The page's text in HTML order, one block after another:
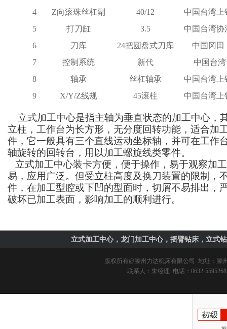
4
Z向滚珠丝杠副 40/1 2
中国台湾上
5
打刀缸 3.5
中国台湾协
6
刀库 24把圆盘式刀库
中国冈田
7
控制系统 新代
中国台湾
8
轴承 丝杠轴承
中国台湾上
9
X/Y/Z线规 45滚柱 中国台湾上
立式加工中心是指主轴为垂直状态的加工中心，
立柱，工作台为长方形，无分度回转功能，适合加
件，它一般具有三个直线运动坐标轴，并可在工作
轴旋转的回转台，用以加工螺旋线类零件。
立式加工中心装卡方便，便于操作，易于观察加
易，应用广泛。但受立柱高度及换刀装置的限制，
件，在加工型腔或下凹的型面时，切屑不易排出，
破坏已加工表面，影响加工的顺利进行。
立式加工中心，龙门加工中心，摇臂钻床，立式
版权所有@滕州力达机床有限公司
地址：滕
联系人：朱经理 电话：0632-